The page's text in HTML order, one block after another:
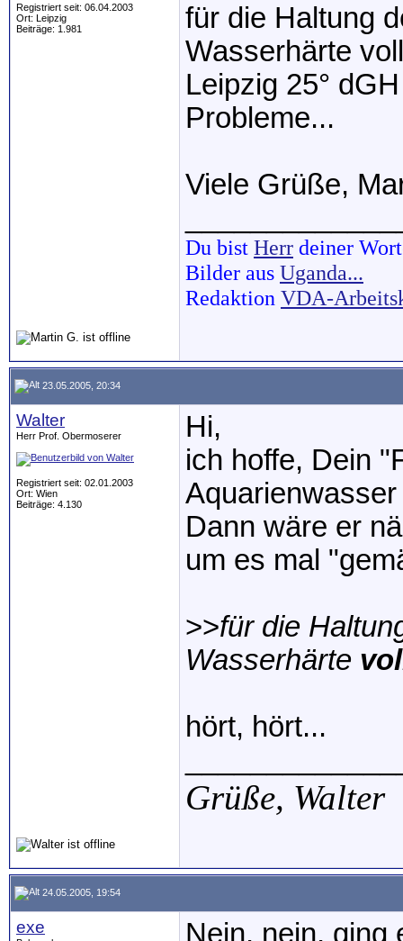
Registriert seit: 06.04.2003
Ort: Leipzig
Beiträge: 1.981
für die Haltung
Wasserhärte
Leipzig 25°
Probleme...
Viele Grüße,
Du bist Herr deiner
Bilder aus Uganda...
Redaktion VDA-
23.05.2005, 20:34
Walter
Herr Prof. Obermoserer
Registriert seit: 02.01.2003
Ort: Wien
Beiträge: 4.130
Hi,
ich hoffe, Dein
Dann wäre er
um es mal
>>für die
Wasserhärte
hört, hört...
Grüße, Walter
24.05.2005, 19:54
exe Nein, nein, ging